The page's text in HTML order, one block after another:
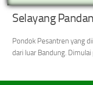
Selayang
Pondok Pesantren yang
dari luar Bandung.